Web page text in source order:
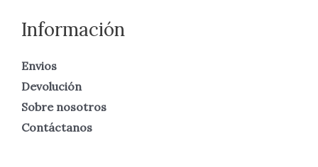
Información
Envios
Devolución
Sobre nosotros
Contáctanos